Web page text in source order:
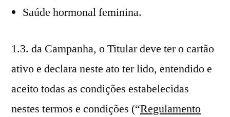
Saúde hormonal feminina.
1.3. da Campanha, o Titular deve ter o cartão
ativo e declara neste ato ter lido, entendido e
aceito todas as condições estabelecidas
nestes termos e condições (“Regulamento